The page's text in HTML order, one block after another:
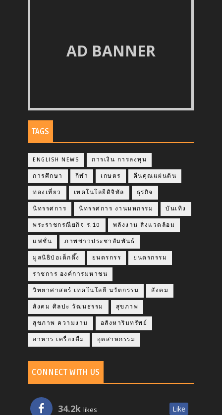
AD BANNER
TAGS
ENGLISH NEWS การเงิน การลงทุน
การศึกษา กีฬา เกษตร คืนคุณแผ่นดิน
ท่องเที่ยว เทคโนโลยีดิจิทัล ธุรกิจ
นิทรรศการ นิทรรศการ งานมหกรรม บันเทิง
พระราชกรณียกิจ ร.10 พลังงาน สิ่งแวดล้อม
แฟชั่น ภาพข่าวประชาสัมพันธ์
มูลนิธิป่อเต็กตึ๊ง ยนตรกรร ยนตรกรรม
ราชการ องค์การมหาชน
วิทยาศาสตร์ เทคโนโลยี นวัตกรรม สังคม
สังคม ศิลปะ วัฒนธรรม สุขภาพ
สุขภาพ ความงาม อสังหาริมทรัพย์
อาหาร เครื่องดื่ม อุตสาหกรรม
CONNECT WITH US
34.2k likes Like